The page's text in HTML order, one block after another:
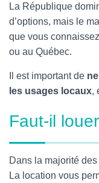
La République
d’options, mais le
que vous
ou au Québec.
Il est important de
les usages locaux,
Faut-il
Dans la majorité des
La location vous